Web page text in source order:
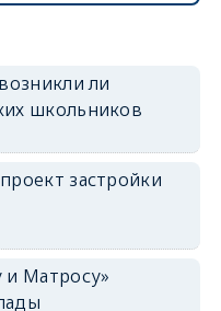
ли
школьников
застройки
и Матросу»